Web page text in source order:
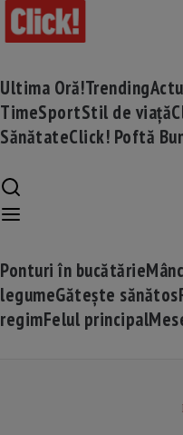
Ultima Oră!Trending
TimeSportStil de viață
SănătateClick! Poftă
Ponturi în bucătărie
legumeGătește sănătos
regimFelul principal